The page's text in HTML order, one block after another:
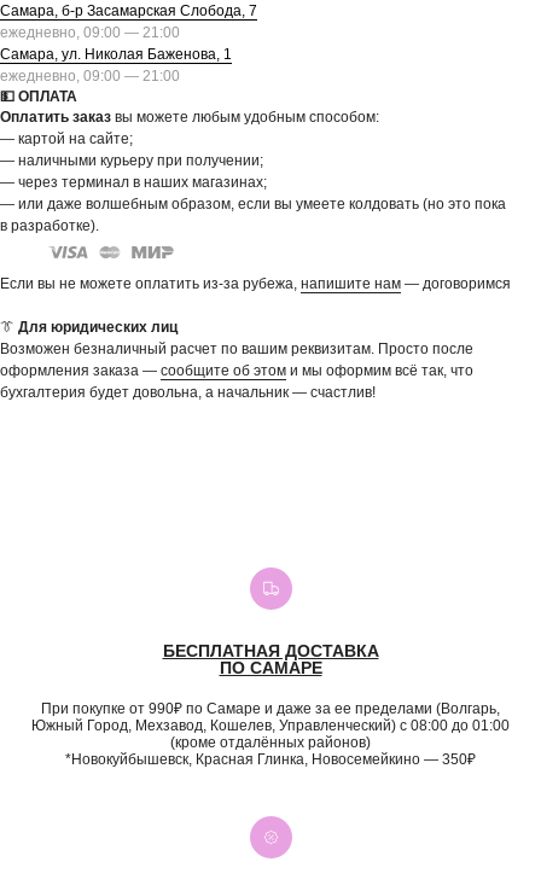
Самара, б-р Засамарская Слобода, 7
ежедневно, 09:00 — 21:00
Самара, ул. Николая Баженова, 1
ежедневно, 09:00 — 21:00
💵 ОПЛАТА
Оплатить заказ вы можете любым удобным способом:
— картой на сайте;
— наличными курьеру при получении;
— через терминал в наших магазинах;
— или даже волшебным образом, если вы умеете колдовать (но это пока
в разработке).
Если вы не можете оплатить из-за рубежа, напишите нам — договоримся
👔 Для юридических лиц
Возможен безналичный расчет по вашим реквизитам. Просто после
оформления заказа — сообщите об этом и мы оформим всё так, что
бухгалтерия будет довольна, а начальник — счастлив!
БЕСПЛАТНАЯ ДОСТАВКА
ПО САМАРЕ
При покупке от 990₽ по Самаре и даже за ее пределами (Волгарь,
Южный Город, Мехзавод, Кошелев, Управленческий) с 08:00 до 01:00
(кроме отдалённых районов)
*Новокуйбышевск, Красная Глинка, Новосемейкино — 350₽